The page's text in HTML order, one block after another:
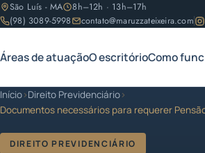
São Luís - MA
8h–12h · 13h–17h
(98) 3089-5998
contato@maruzzateixeira.com
Áreas de atuaçãoO escritórioComo
Início›Direito Previdenciário›
Documentos necessários para requerer
DIREITO PREVIDENCIÁRIO